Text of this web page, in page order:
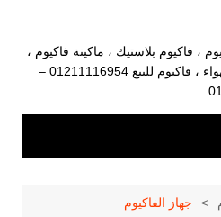
، فاكيوم بلاستيك ، ماكينة فاكيوم ،
ماكينة فاكيوم تغليف وسحب الهواء ، فاكيوم للبيع 01211116954 –
جهاز الفاكيوم